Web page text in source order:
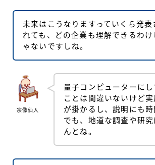
未来はこうなりますっていくら発表
れても、どの企業も理解できるわけ
ゃないですしね。
宗像仙人
量子コンピューターにし
ことは間違いないけど
が掛かるし、説明にも時
でも、地道な調査や研
んとね。